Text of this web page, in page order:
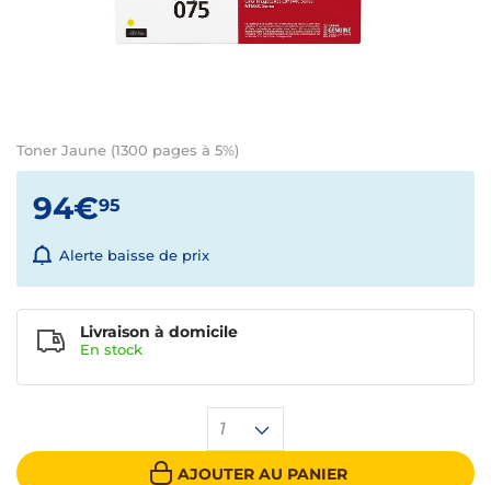
Toner Jaune (1300 pages à 5%)
94€95
Alerte baisse de prix
1
AJOUTER AU PANIER
Livraison à domicile
En stock